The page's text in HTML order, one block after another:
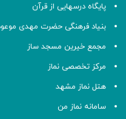
پایگاه درسهایی از قرآن
بنیاد فرهنگی حضرت مهدی
مجمع خیرین مسجد ساز
مرکز تخصصی نماز
هتل نماز مشهد
سامانه نماز من